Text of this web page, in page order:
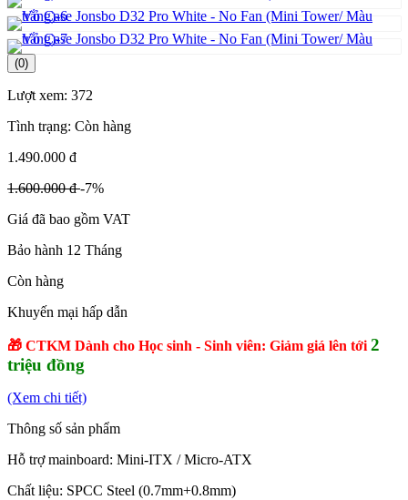
(0)
Lượt xem: 372
Tình trạng: Còn hàng
1.490.000 đ
1.600.000 đ-7%
Giá đã bao gồm VAT
Bảo hành 12 Tháng
Còn hàng
Khuyến mại hấp dẫn
🎁 CTKM Dành cho Học sinh - Sinh viên: Giảm giá lên tới 2
triệu đồng
(Xem chi tiết)
Thông số sản phẩm
Hỗ trợ mainboard: Mini-ITX / Micro-ATX
Chất liệu: SPCC Steel (0.7mm+0.8mm)